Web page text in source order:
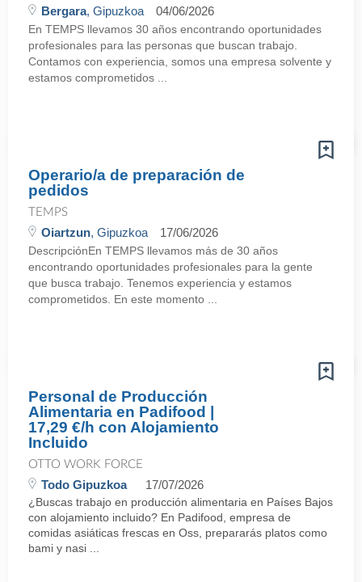
Bergara, Gipuzkoa 04/06/2026
En TEMPS llevamos 30 años encontrando oportunidades
profesionales para las personas que buscan trabajo.
Contamos con experiencia, somos una empresa solvente y
estamos comprometidos ...
Operario/a de preparación de
pedidos
TEMPS
Oiartzun, Gipuzkoa 17/06/2026
DescripciónEn TEMPS llevamos más de 30 años
encontrando oportunidades profesionales para la gente
que busca trabajo. Tenemos experiencia y estamos
comprometidos. En este momento ...
Personal de Producción
Alimentaria en Padifood |
17,29 €/h con Alojamiento
Incluido
OTTO WORK FORCE
Todo Gipuzkoa 17/07/2026
¿Buscas trabajo en producción alimentaria en Países Bajos
con alojamiento incluido? En Padifood, empresa de
comidas asiáticas frescas en Oss, prepararás platos como
bami y nasi ...